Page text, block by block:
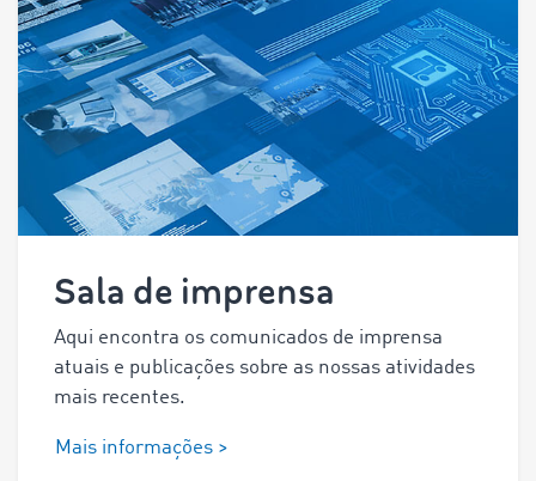
Sala de imprensa
Aqui encontra os comunicados de imprensa
atuais e publicações sobre as nossas atividades
mais recentes.
Mais informações >